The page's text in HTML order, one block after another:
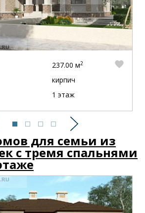
Следующий
237.00 м2
кирпич
1 этаж
для семьи из
с тремя спальнями